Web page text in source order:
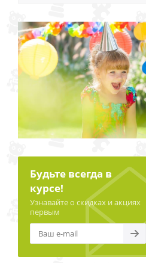
Будьте всегда в
курсе!
Узнавайте о скидках и акциях
первым